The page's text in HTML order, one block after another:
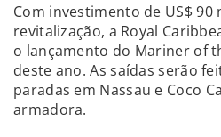
Com investimento de US$ 90
revitalização, a Royal
o lançamento do Mariner of
deste ano. As saídas serão
paradas em Nassau e Coco
armadora.